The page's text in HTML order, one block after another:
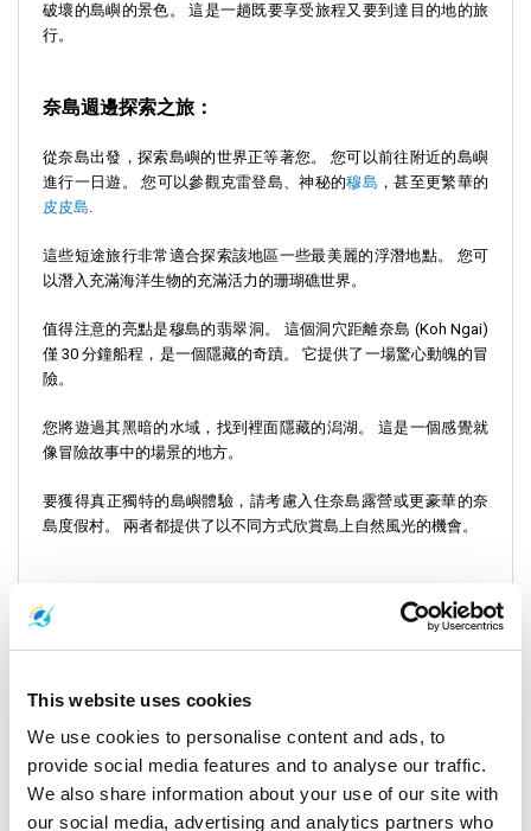
This website uses cookies
We use cookies to personalise content and ads, to
provide social media features and to analyse our traffic.
We also share information about your use of our site with
our social media, advertising and analytics partners who
破壞的島嶼的景色。 這是一趟既要享受旅程又要到達目的地的旅
行。
奈島週邊探索之旅：
從奈島出發，探索島嶼的世界正等著您。 您可以前往附近的島嶼
進行一日遊。 您可以參觀克雷登島、神秘的穆島 ，甚至更繁華的
皮皮島.
這些短途旅行非常適合探索該地區一些最美麗的浮潛地點。 您可
以潛入充滿海洋生物的充滿活力的珊瑚礁世界。
值得注意的亮點是穆島的翡翠洞。 這個洞穴距離奈島 (Koh Ngai)
僅 30 分鐘船程，是一個隱藏的奇蹟。 它提供了一場驚心動魄的冒
險。
您將遊過其黑暗的水域，找到裡面隱藏的潟湖。 這是一個感覺就
像冒險故事中的場景的地方。
要獲得真正獨特的島嶼體驗，請考慮入住奈島露營或更豪華的奈
島度假村。 兩者都提供了以不同方式欣賞島上自然風光的機會。
踏上從蘭達島到奈島的旅程，您將獲得真正風景如畫的體驗，就
選擇。 它的範圍從快速和現代的渡輪服務到更傳統和視覺上令人
的壯麗景色。
選擇乘坐長尾船旅行，您就選擇了一次獨特的、近距離的海洋體
驗。 這些船隻是泰國海洋文化的珍貴組成部分，提供了與海洋更